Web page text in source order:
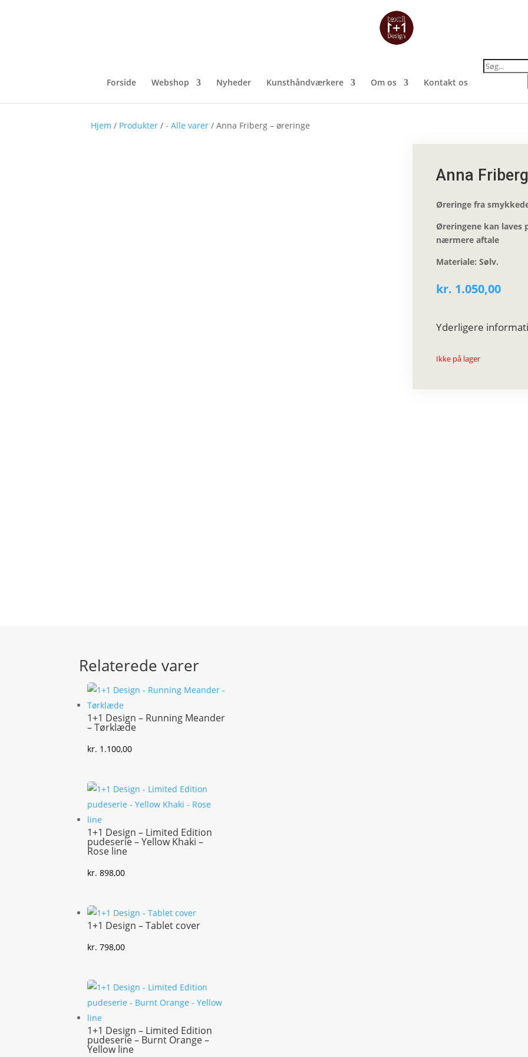
Forside Webshop Nyheder Kunsthåndværkere Om os Kontakt os
Products
search
Hjem / Produkter /- Alle varer / Anna Friberg – øreringe
Anna
Øreringe fra
Øreringene kan laves
nærmere aftale
Materiale: Sølv.
kr. 1.050,00
Yderligere
Ikke på lager
Relaterede varer
1+1 Design – Running Meander
– Tørklæde
kr. 1.100,00
1+1 Design – Limited Edition
pudeserie – Yellow Khaki –
Rose line
kr. 898,00
1+1 Design – Tablet cover
kr. 798,00
1+1 Design – Limited Edition
pudeserie – Burnt Orange –
Yellow line